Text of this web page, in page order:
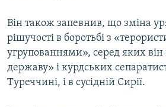
Він також запевнив, що зміна
рішучості в боротьбі з
угрупованнями», серед яких він
державу» і курдських
Туреччині, і в сусідній Сирії.